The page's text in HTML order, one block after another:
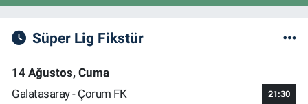
Süper Lig Fikstür
14 Ağustos, Cuma
Galatasaray - Çorum FK
21:30